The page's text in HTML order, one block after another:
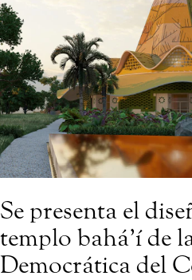
Se presenta el
templo bahá’í de
Democrática del